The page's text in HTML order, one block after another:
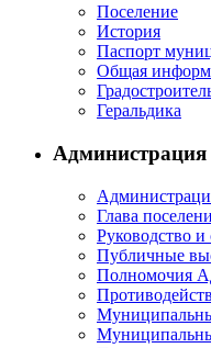
Поселение
История
Паспорт
Общая
Геральдика
Администрация
Глава
Руководство и
Публичные
Полномочия